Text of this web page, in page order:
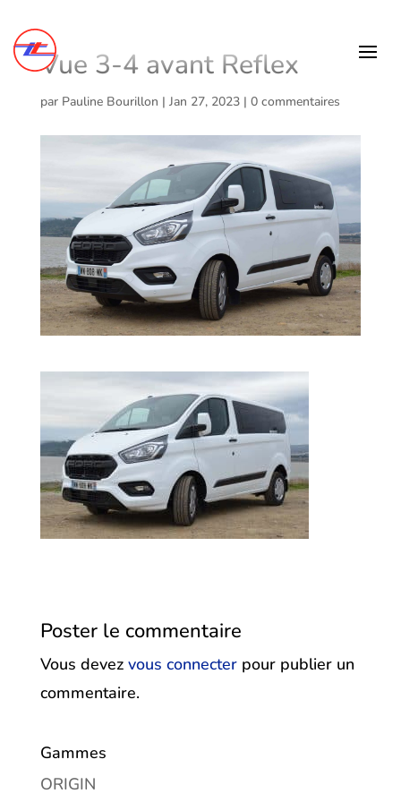
Vue 3-4 avant Reflex
par Pauline Bourillon | Jan 27, 2023| 0 commentaires
Poster le commentaire
Vous devez vous connecterpour publier un
commentaire.
Gammes
ORIGIN